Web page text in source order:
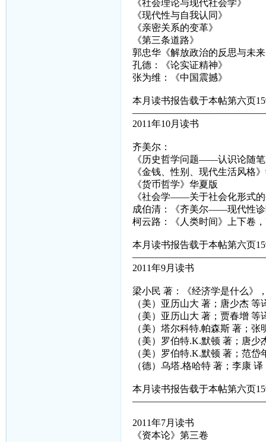
《社会理论与现代社会学》
《现代性与自我认同》
《亲密关系的变革》
《第三条道路》
郭忠华《解放政治的反思与未
孔德：《论实证精神》
张为维：《中国震撼》
本月读书报告载于本帖第六页
2011年10月读书
齐美尔：
《历史哲学问题——认识论随
《金钱、性别、现代生活风格
《货币哲学》华夏版
《社会学——关于社会化形式
成伯清：《齐美尔——现代性诊
柯云路：《人类时间》上下卷
本月读书报告载于本帖第六页
2011年9月读书
梁小民 著：《经济学是什么》
（美）亚历山大 著；唐少杰
（美）亚历山大 著；贾春增
（美）塔尔科特.帕森斯 著；
（美）罗伯特.K.默顿 著；唐
（美）罗伯特.K.默顿 著；范
（德）乌塔.格哈特 著；李康
本月读书报告载于本帖第六页
2011年7月读书
《资本论》第三卷